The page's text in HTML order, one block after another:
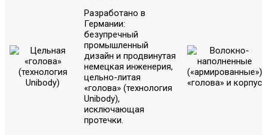
Разработано в
Германии:
безупречный
промышленный
дизайн и продвинутая
немецкая инженерия,
цельно-литая
«голова» (технология
Unibody),
исключающая
протечки.